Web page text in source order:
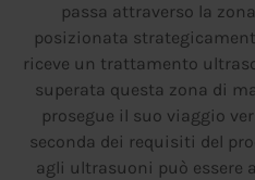
passa attraverso la
posizionata
riceve un trattamento
superata questa zona di
prosegue il suo viaggio
seconda dei requisiti del
agli ultrasuoni può essere